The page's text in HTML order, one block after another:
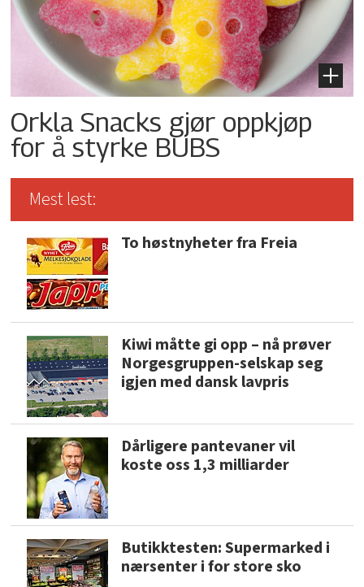
Orkla Snacks gjør oppkjøp
for å styrke BUBS
Mest lest:
To høstnyheter fra Freia
Kiwi måtte gi opp – nå prøver
Norgesgruppen-selskap seg
igjen med dansk lavpris
Dårligere pantevaner vil
koste oss 1,3 milliarder
Butikktesten: Supermarked i
nærsenter i for store sko